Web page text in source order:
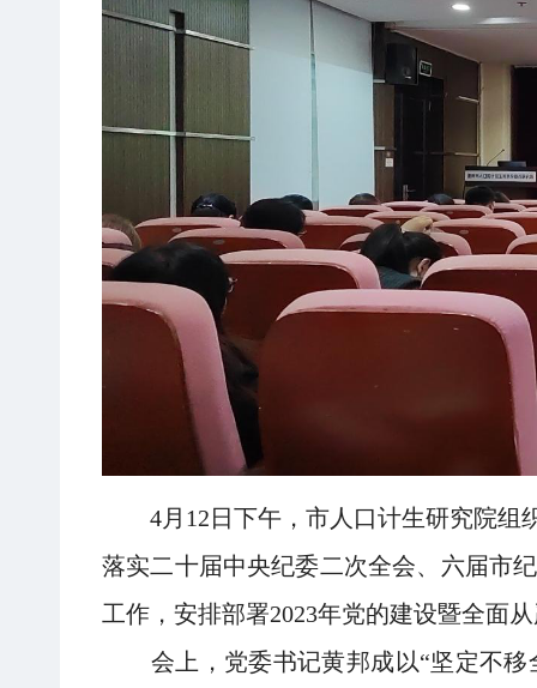
4月12日下午，市人口计生研究院组
落实二十届中央纪委二次全会、六届市
工作，安排部署2023年党的建设暨全面
会上，党委书记黄邦成以“坚定不移